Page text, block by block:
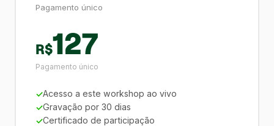
Pagamento único
R$127
Pagamento único
Acesso a este workshop ao vivo
Gravação por 30 dias
Certificado de participação